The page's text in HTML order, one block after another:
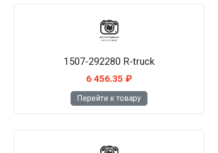
1507-292280 R-truck
6 456.35 ₽
Перейти к товару